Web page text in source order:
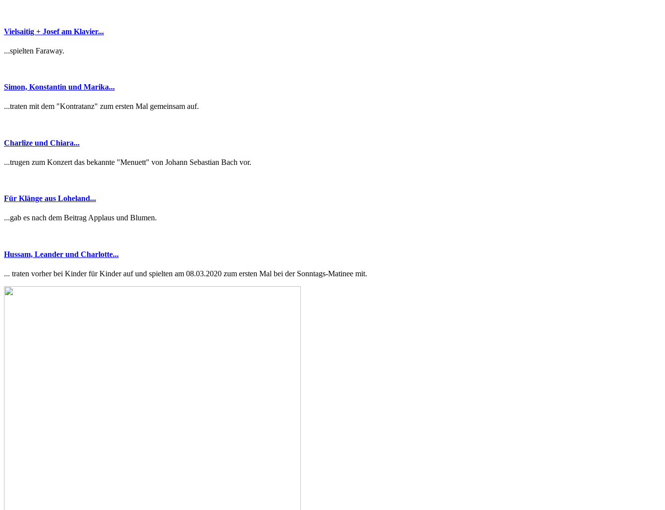
Vielsaitig + Josef am Klavier...
...spielten Faraway.
Simon, Konstantin und Marika...
...traten mit dem "Kontratanz" zum ersten Mal gemeinsam auf.
Charlize und Chiara...
...trugen zum Konzert das bekannte "Menuett" von Johann Sebastian Bach vor.
Für Klänge aus Loheland...
...gab es nach dem Beitrag Applaus und Blumen.
Hussam, Leander und Charlotte...
... traten vorher bei Kinder für Kinder auf und spielten am 08.03.2020 zum ersten Mal bei der Sonntags-Matinee mit.